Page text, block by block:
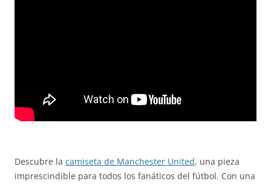
Descubre la camiseta de Manchester United, una pieza
imprescindible para todos los fanáticos del fútbol. Con una